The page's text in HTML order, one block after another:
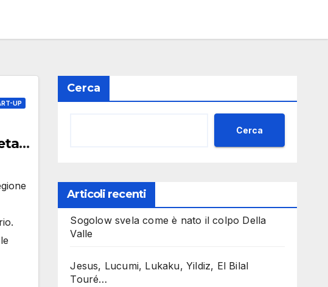
UP
Cerca
Cerca
Articoli recenti
Sogolow svela come è nato il colpo Della
Valle
Jesus, Lucumi, Lukaku, Yildiz, El Bilal
Touré…